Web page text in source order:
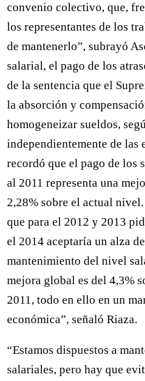
convenio colectivo, que,
los representantes de los
de mantenerlo”, subrayó
salarial, el pago de los
de la sentencia que el
la absorción y
homogeneizar sueldos,
independientemente de las
recordó que el pago de los
al 2011 representa una
2,28% sobre el actual
que para el 2012 y 2013
el 2014 aceptaría un alza
mantenimiento del nivel
mejora global es del 4,3%
2011, todo en ello en un
económica”, señaló Riaza.
“Estamos dispuestos a
salariales, pero hay que